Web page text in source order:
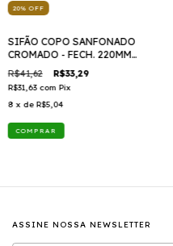
20%OFF
SIFÃO COPO SANFONADO
CROMADO - FECH. 220MM
/ESTEND. 490MM SSUC2
R$41,62 R$33,29
R$31,63 com Pix
8 x de R$5,04
ASSINE NOSSA NEWSLETTER